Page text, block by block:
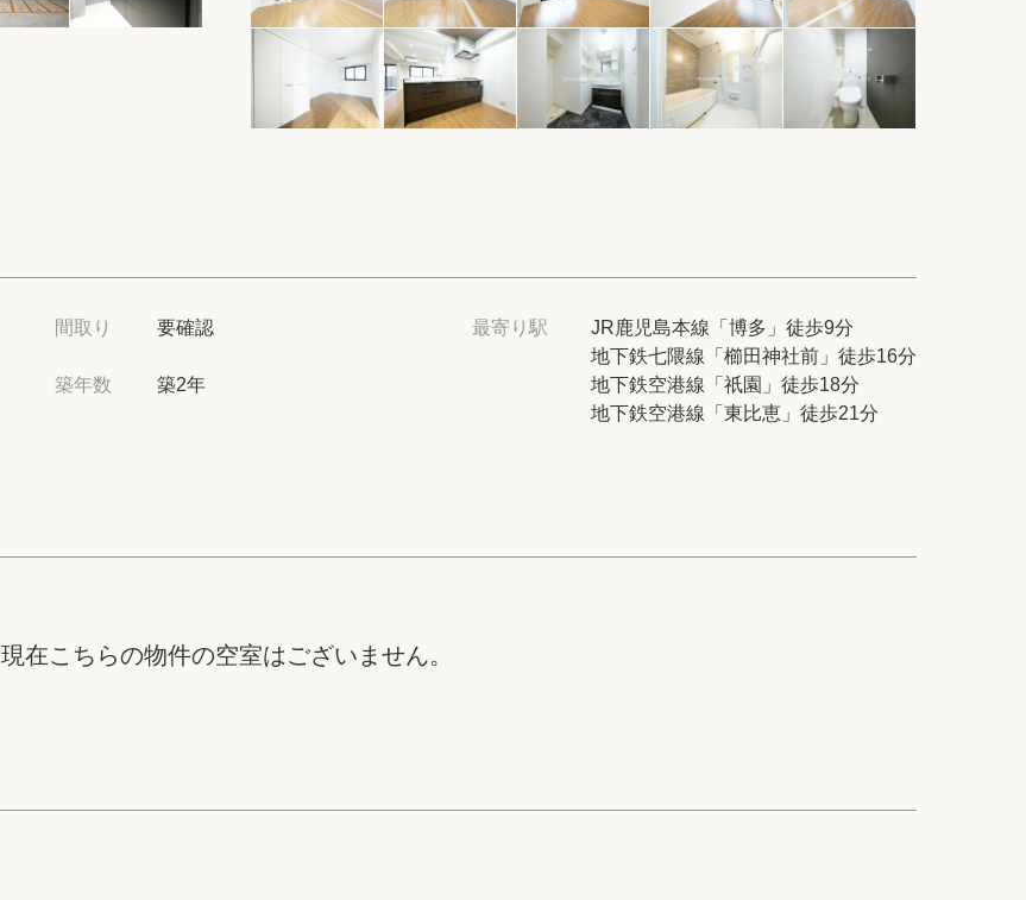
店舗・スタッフ紹介
希望条件を伝えてプロに探してもらう
高級賃貸物件コラム modern classについて
会社概要
クッキーポリシー
間取り 要確認
築年数 築2年
最寄り駅
JR鹿児島本線「博多」徒歩9分
地下鉄七隈線「櫛田神社前」徒歩16分
地下鉄空港線「祇園」徒歩18分
地下鉄空港線「東比恵」徒歩21分
現在こちらの物件の空室はございません。